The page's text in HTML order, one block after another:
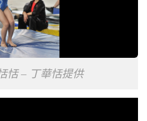
恬 – 丁華恬提供